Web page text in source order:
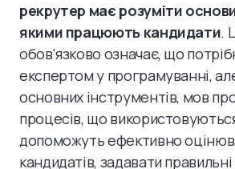
рекрутер має розуміти
якими працюють кандидати.
обов'язково означає, що
експертом у програмуванні,
основних інструментів, мов
процесів, що використовуються
допоможуть ефективно
кандидатів, задавати